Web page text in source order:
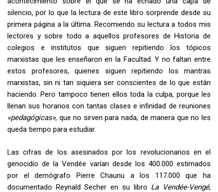
silencio, por lo que la lectura de este libro sorprende desde su
primera página a la última. Recomiendo su lectura a todos mis
lectores y sobre todo a aquellos profesores de Historia de
colegios e institutos que siguen repitiendo los tópicos
marxistas que les enseñaron en la Facultad. Y no faltan entre
estos profesores, quienes siguen repitiendo los mantras
marxistas, sin ni tan siquiera ser conscientes de lo que están
haciendo. Pero tampoco tienen ellos toda la culpa, porque les
llenan sus horarios con tantas clases e infinidad de reuniones
«pedagógicas», que no sirven para nada, de manera que no les
queda tiempo para estudiar.
Las cifras de los asesinados por los revolucionarios en el
genocidio de la Vendée varían desde los 400.000 estimados
por el demógrafo Pierre Chaunu a los 117.000 que ha
documentado Reynald Secher en su libro La Vendée-Vengé,